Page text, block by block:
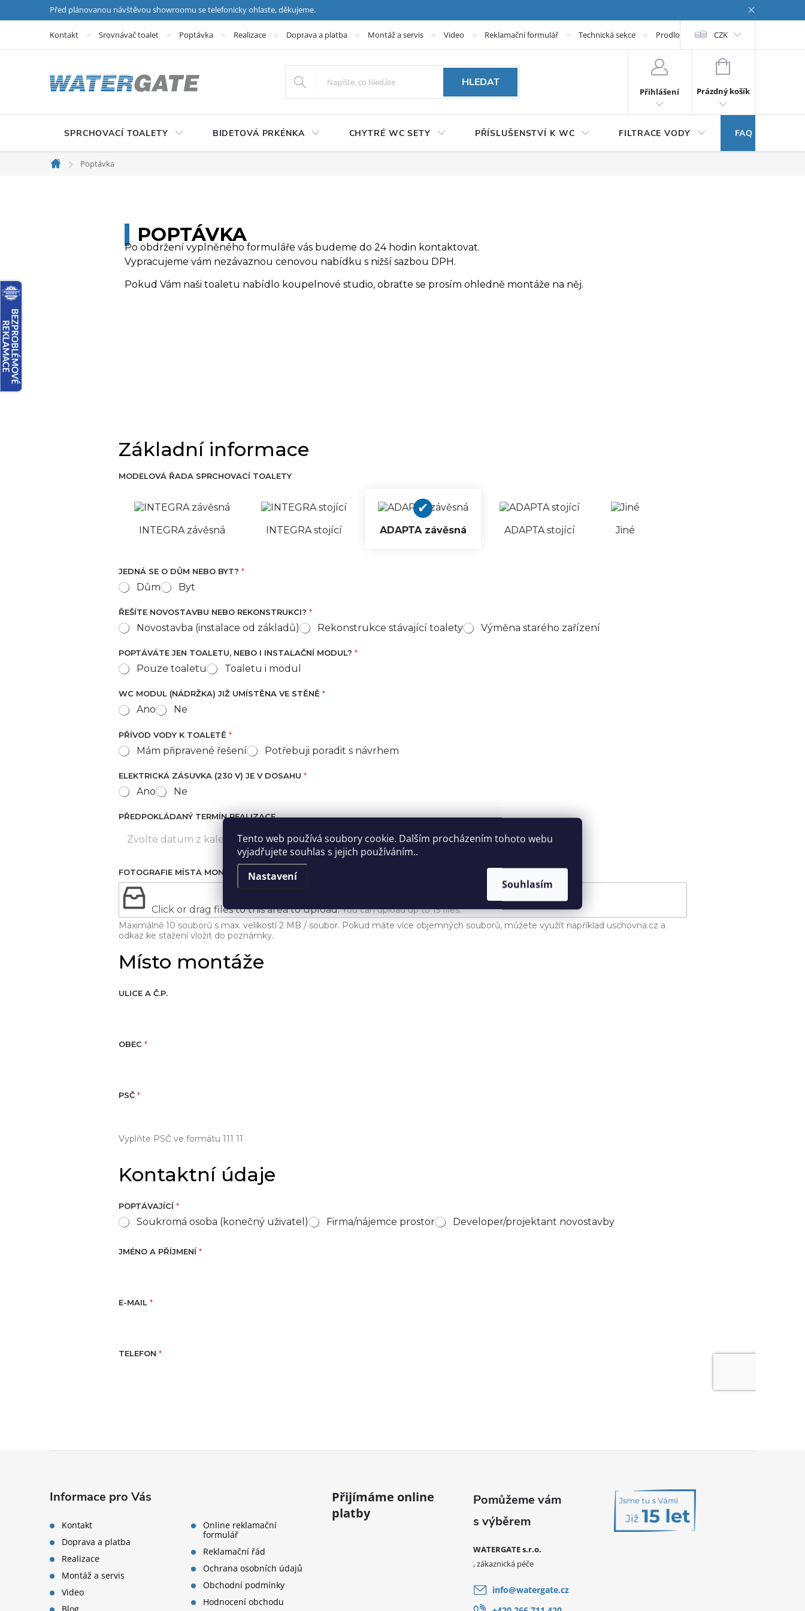
Tento web používá soubory cookie. Dalším procházením tohoto webu
vyjadřujete souhlas s jejich používáním..
Nastavení
Souhlasím
Přejít na obsahPřed plánovanou návštěvou showroomu se telefonicky ohlaste, děkujeme.
Kontakt Srovnávač toalet Poptávka Realizace Doprava a platba Montáž a servis Video Reklamační formulář Technická sekce Prodloužená záruka
CZK
HLEDAT
Přihlášení
NÁKUPNÍ KOŠÍK
Prázdný košík
SPRCHOVACÍ TOALETY BIDETOVÁ PRKÉNKA CHYTRÉ WC SETY PŘÍSLUŠENSTVÍ K WC FILTRACE VODY FAQ
Domů
Poptávka
Informace pro Vás
Kontakt
Doprava a platba
Realizace
Montáž a servis
Video
Online reklamační
formulář
Reklamační řád
Ochrana osobních údajů
Obchodní podmínky
Hodnocení obchodu
Přijímáme online
platby
WATERGATE s.r.o.
info@watergate.cz